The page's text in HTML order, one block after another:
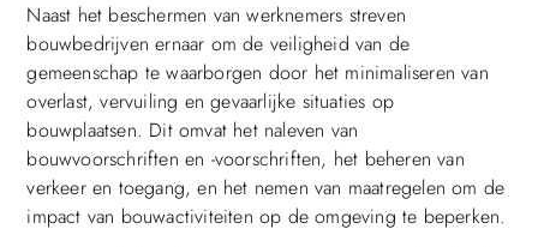
Naast het beschermen van werknemers streven
bouwbedrijven ernaar om de veiligheid van de
gemeenschap te waarborgen door het minimaliseren van
overlast, vervuiling en gevaarlijke situaties op
bouwplaatsen. Dit omvat het naleven van
bouwvoorschriften en -voorschriften, het beheren van
verkeer en toegang, en het nemen van maatregelen om de
impact van bouwactiviteiten op de omgeving te beperken.